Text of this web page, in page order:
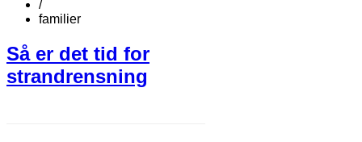
/
familier
Så er det tid for
strandrensning